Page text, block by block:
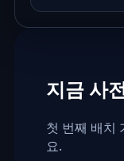
지금 사
첫 번째 배치
요.